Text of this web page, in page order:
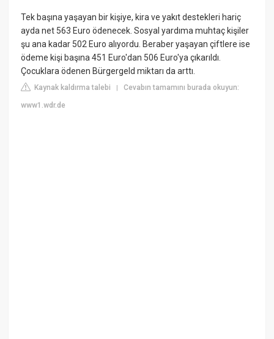
Tek başına yaşayan bir kişiye, kira ve yakıt destekleri hariç
ayda net 563 Euro ödenecek. Sosyal yardıma muhtaç kişiler
şu ana kadar 502 Euro alıyordu. Beraber yaşayan çiftlere ise
ödeme kişi başına 451 Euro'dan 506 Euro'ya çıkarıldı.
Çocuklara ödenen Bürgergeld miktarı da arttı.
Kaynak kaldırma talebi |Cevabın tamamını burada okuyun:
www1.wdr.de